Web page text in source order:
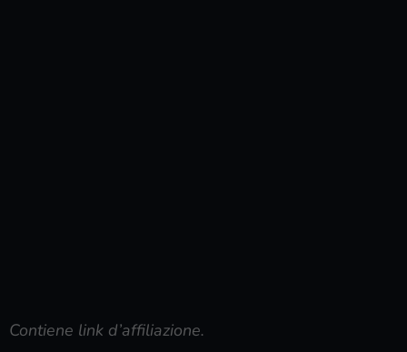
Contiene link d’affiliazione.